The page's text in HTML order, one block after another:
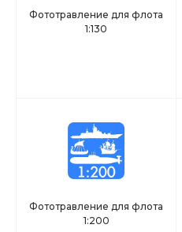
Фототравление для флота
1:130
Фототравление для флота
1:200